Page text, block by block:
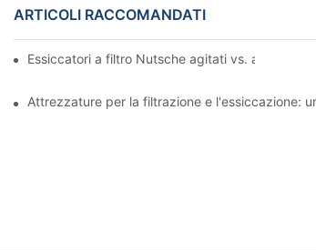
ARTICOLI RACCOMANDATI
Essiccatori a filtro Nutsche agitati vs. altri
Attrezzature per la filtrazione e l'essiccazione: